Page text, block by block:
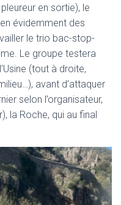
en sortie), le
évidemment des
le trio bac-stop-
Le groupe testera
(tout à droite,
avant d’attaquer
selon l’organisateur,
la Roche, qui au final